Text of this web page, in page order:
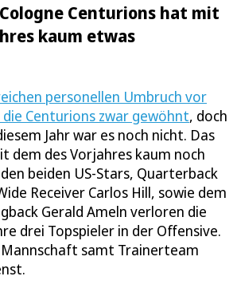
Centurions hat mit
kaum etwas
personellen Umbruch vor
die Centurions zwar gewöhnt, doch
Jahr war es noch nicht. Das
dem des Vorjahres kaum noch
beiden US-Stars, Quarterback
Receiver Carlos Hill, sowie dem
Gerald Ameln verloren die
drei Topspieler in der Offensive.
samt Trainerteam